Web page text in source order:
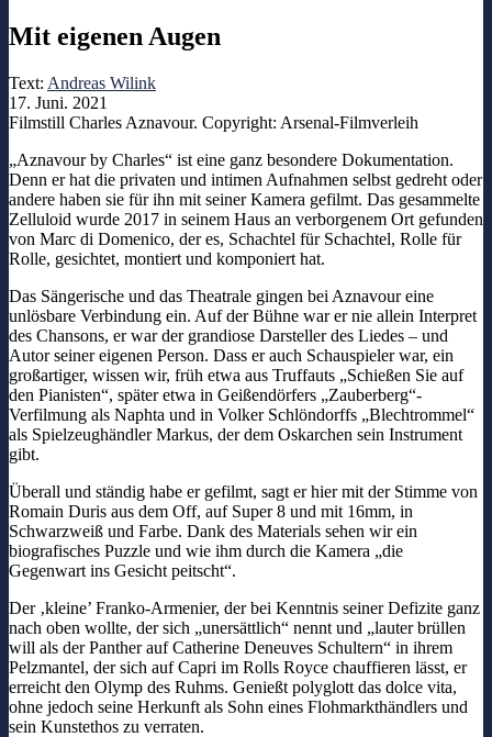
Mit eigenen Augen
Text: Andreas Wilink
17. Juni. 2021
Filmstill Charles Aznavour. Copyright: Arsenal-Filmverleih
„Aznavour by Charles“ ist eine ganz besondere Dokumentation.
Denn er hat die privaten und intimen Aufnahmen selbst gedreht oder
andere haben sie für ihn mit seiner Kamera gefilmt. Das gesammelte
Zelluloid wurde 2017 in seinem Haus an verborgenem Ort gefunden
von Marc di Domenico, der es, Schachtel für Schachtel, Rolle für
Rolle, gesichtet, montiert und komponiert hat.
Das Sängerische und das Theatrale gingen bei Aznavour eine
unlösbare Verbindung ein. Auf der Bühne war er nie allein Interpret
des Chansons, er war der grandiose Darsteller des Liedes – und
Autor seiner eigenen Person. Dass er auch Schauspieler war, ein
großartiger, wissen wir, früh etwa aus Truffauts „Schießen Sie auf
den Pianisten“, später etwa in Geißendörfers „Zauberberg“-
Verfilmung als Naphta und in Volker Schlöndorffs „Blechtrommel“
als Spielzeughändler Markus, der dem Oskarchen sein Instrument
gibt.
Überall und ständig habe er gefilmt, sagt er hier mit der Stimme von
Romain Duris aus dem Off, auf Super 8 und mit 16mm, in
Schwarzweiß und Farbe. Dank des Materials sehen wir ein
biografisches Puzzle und wie ihm durch die Kamera „die
Gegenwart ins Gesicht peitscht“.
Der ‚kleine’ Franko-Armenier, der bei Kenntnis seiner Defizite ganz
nach oben wollte, der sich „unersättlich“ nennt und „lauter brüllen
will als der Panther auf Catherine Deneuves Schultern“ in ihrem
Pelzmantel, der sich auf Capri im Rolls Royce chauffieren lässt, er
erreicht den Olymp des Ruhms. Genießt polyglott das dolce vita,
ohne jedoch seine Herkunft als Sohn eines Flohmarkthändlers und
sein Kunstethos zu verraten.